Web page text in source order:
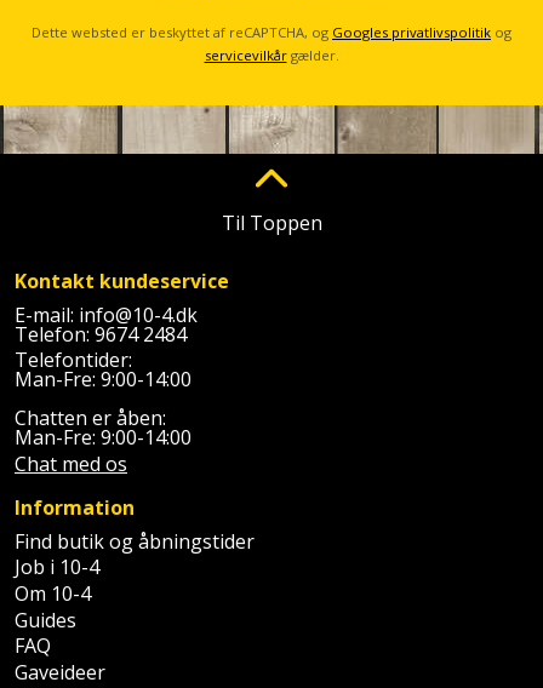
murfolie
Plastlister
Sand
og
grus
Skruer,
bolte
og
møtrikker
Skunklem
Søm
Landmålerstok
Markeringsværktøj
Mejsel
Murerværktøj
Nedstryger
Nøgleværktøj
Økse
Oliekande
Fedtsprøjte
Flisevibrator
Forlængerledning
Fugepistol
Fugtmåler
Gipsskruemaskine
Girafsliber
Girafsliber
tilbehør
Høvl
Grill
Havemøbler
Havepleje
Haveredskaber
Haveslange
og
tilbehør
Havetilbehør
Hegn
Dette websted er beskyttet af reCAPTCHA, og Googles privatlivspolitik og
servicevilkårgælder.
Til Toppen
Kontakt kundeservice
E-mail: info@10-4.dk
Telefon: 9674 2484
Telefontider:
Man-Fre: 9:00-14:00
Chatten er åben:
Man-Fre: 9:00-14:00
Chat med os
Information
Find butik og åbningstider
Job i 10-4
Om 10-4
Guides
FAQ
Gaveideer